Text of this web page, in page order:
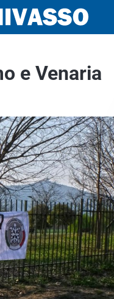
e Venaria